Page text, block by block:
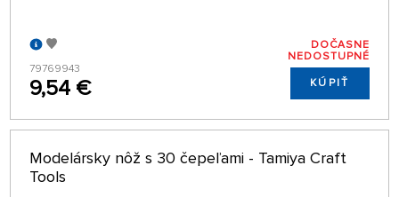
79769943
9,54 €
DOČASNE
NEDOSTUPNÉ
KÚPIŤ
Modelársky nôž s 30 čepeľami - Tamiya Craft
Tools